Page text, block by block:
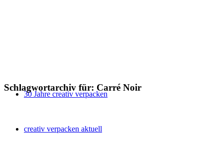
30 Jahre creativ verpacken
creativ verpacken aktuell
Schlagwortarchiv für: Carré Noir